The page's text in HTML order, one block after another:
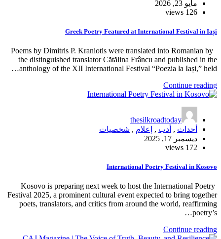
Greek Poetry Featured
Poems by Dimitris P. Kraniotis were
the distinguished translator Cătălina
anthology of the XII International
شخصيات
Kosovo is preparing next week to
Festival 2025, a prominent cultural
poets, translators, and critics from